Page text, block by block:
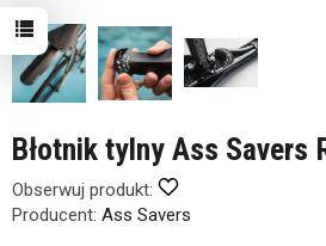
Błotnik tylny Ass Savers
Obserwuj produkt:
Producent: Ass Savers